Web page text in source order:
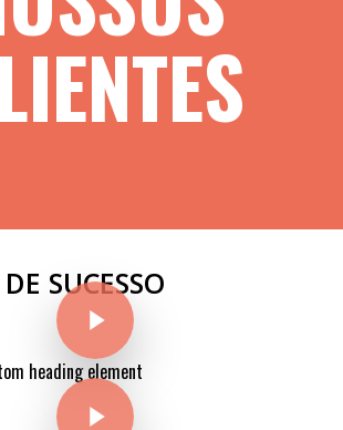
SUCESSO
Play Video
heading element
Play Video